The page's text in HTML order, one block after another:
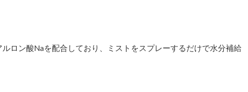
ロン酸Naを配合しており、ミストをスプレーするだけで水分補給